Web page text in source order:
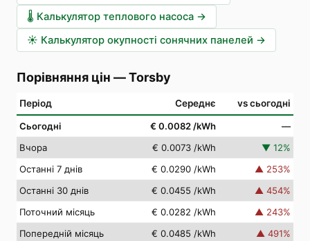
🌡️ Калькулятор теплового насоса →
☀️ Калькулятор окупності сонячних панелей →
Порівняння цін —Torsby
Період Середнє vs сьогодні
Сьогодні € 0.0082 /kWh
—
Вчора
€ 0.0073 /kWh ▼ 12%
Останні 7 днів
€ 0.0290 /kWh ▲ 253%
Останні 30 днів
€ 0.0455 /kWh ▲ 454%
Поточний місяць
€ 0.0282 /kWh ▲ 243%
Попередній місяць
€ 0.0485 /kWh ▲ 491%